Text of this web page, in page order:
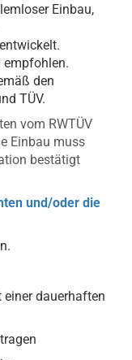
Einbau,
empfohlen.
den
TÜV.
vom RWTÜV
Einbau muss
bestätigt
und/oder die
einer dauerhaften